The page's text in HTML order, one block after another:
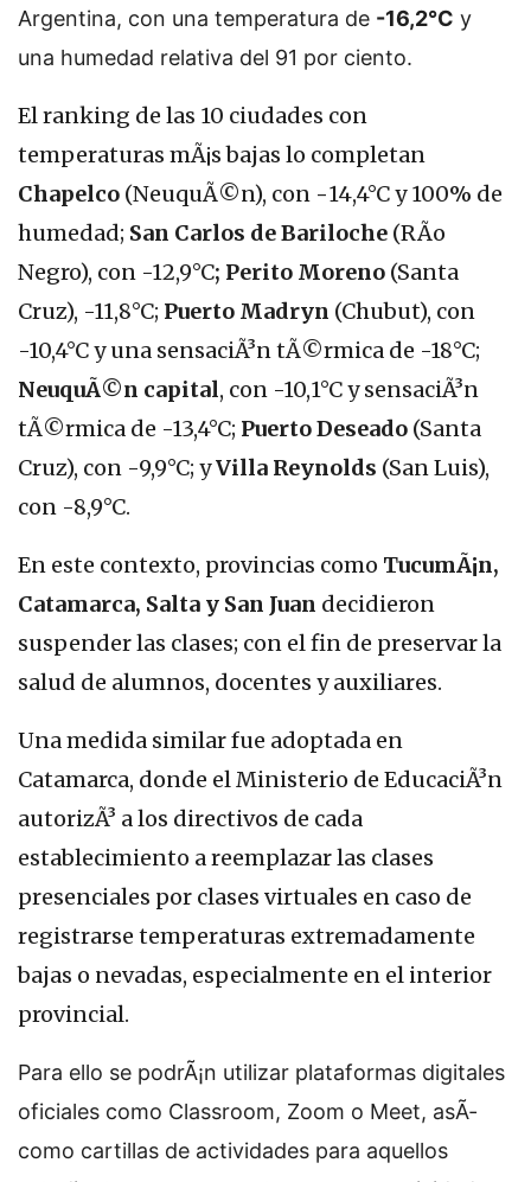
Argentina, con una temperatura de -16,2°C y
una humedad relativa del 91 por ciento.
El ranking de las 10 ciudades con
temperaturas mÃ¡s bajas lo completan
Chapelco (NeuquÃ©n), con -14,4°C y 100% de
humedad; San Carlos de Bariloche (RÃ­o
Negro), con -12,9°C; Perito Moreno (Santa
Cruz), -11,8°C; Puerto Madryn (Chubut), con
-10,4°C y una sensaciÃ³n tÃ©rmica de -18°C;
NeuquÃ©n capital, con -10,1°C y sensaciÃ³n
tÃ©rmica de -13,4°C; Puerto Deseado (Santa
Cruz), con -9,9°C; yVilla Reynolds (San Luis),
con -8,9°C.
En este contexto, provincias como TucumÃ¡n,
Catamarca, Salta y San Juan decidieron
suspender las clases; con el fin de preservar la
salud de alumnos, docentes y auxiliares.
Una medida similar fue adoptada en
Catamarca, donde el Ministerio de EducaciÃ³n
autorizÃ³ a los directivos de cada
establecimiento a reemplazar las clases
presenciales por clases virtuales en caso de
registrarse temperaturas extremadamente
bajas o nevadas, especialmente en el interior
provincial.
Para ello se podrÃ¡n utilizar plataformas digitales
oficiales como Classroom, Zoom o Meet, asÃ­
como cartillas de actividades para aquellos